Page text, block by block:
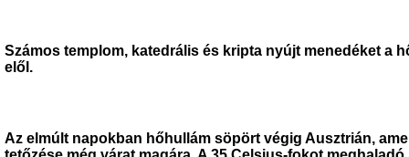
Számos templom, katedrális és kripta nyújt menedéket a
elől.
Az elmúlt napokban hőhullám söpört végig Ausztrián,